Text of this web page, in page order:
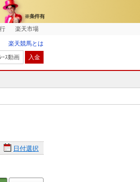
楽天市場
楽天競馬とは
ﾚｰｽ動画 入金
日付選択